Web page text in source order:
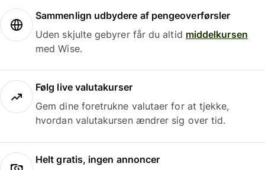
Sammenlign udbydere af pengeoverførsler
Uden skjulte gebyrer får du altid middelkursen
med Wise.
Følg live valutakurser
Gem dine foretrukne valutaer for at tjekke,
hvordan valutakursen ændrer sig over tid.
Helt gratis, ingen annoncer